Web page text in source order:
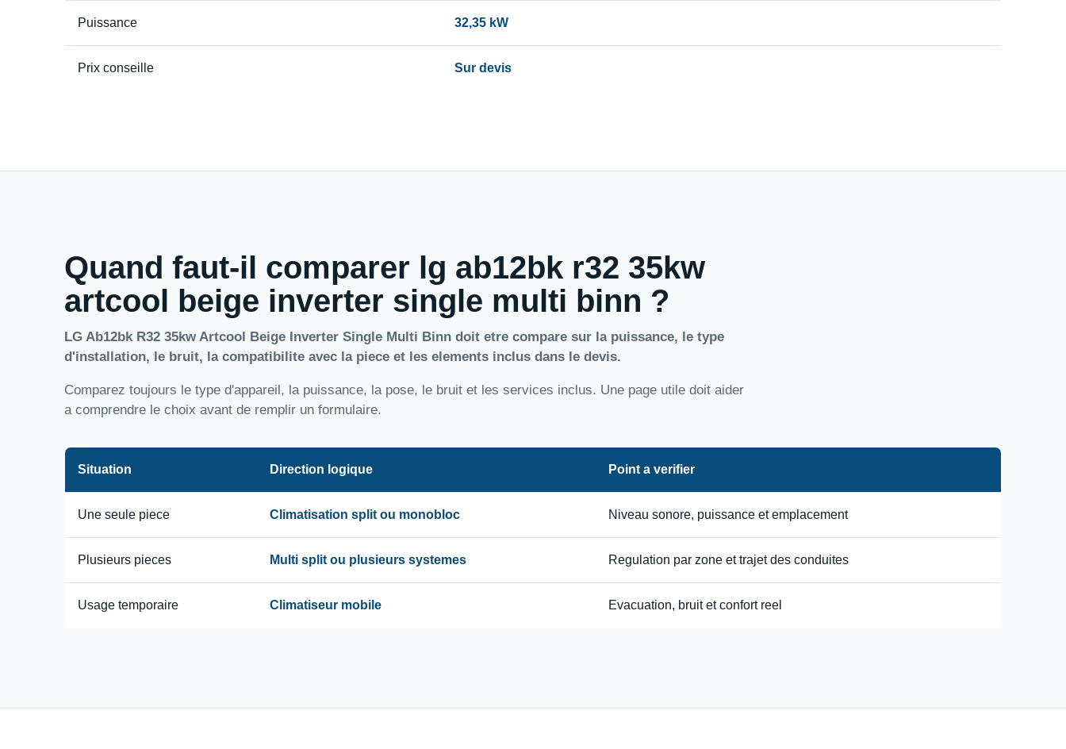
Puissance 32,35 kW
Prix conseille Sur devis
Quand faut-il comparer lg ab12bk r32 35kw
artcool beige inverter single multi binn ?
LG Ab12bk R32 35kw Artcool Beige Inverter Single Multi Binn doit etre compare sur la puissance, le type
d'installation, le bruit, la compatibilite avec la piece et les elements inclus dans le devis.
Comparez toujours le type d'appareil, la puissance, la pose, le bruit et les services inclus. Une page utile doit aider
a comprendre le choix avant de remplir un formulaire.
Situation Direction logique Point a verifier
Une seule piece Climatisation split ou monobloc Niveau sonore, puissance et emplacement
Plusieurs pieces Multi split ou plusieurs systemes Regulation par zone et trajet des conduites
Usage temporaire Climatiseur mobile Evacuation, bruit et confort reel